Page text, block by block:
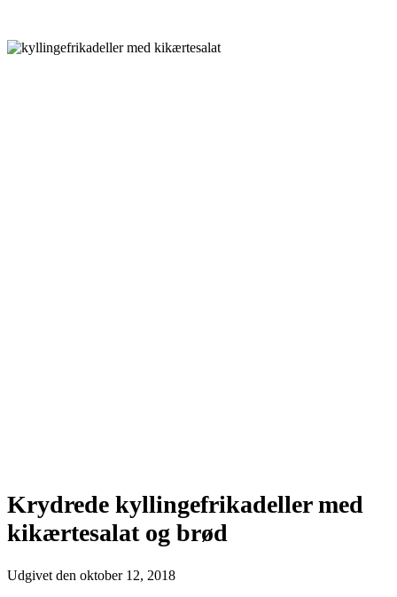
Krydrede kyllingefrikadeller med
kikærtesalat og brød
Udgivet den oktober 12, 2018